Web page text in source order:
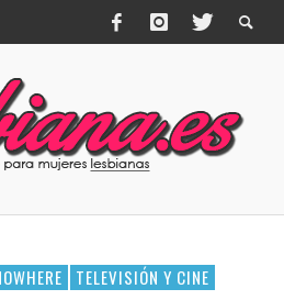
TELEVISIÓN Y CINE